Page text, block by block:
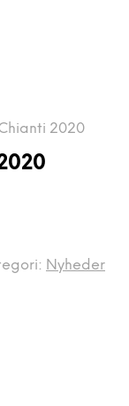
2020
Nyheder